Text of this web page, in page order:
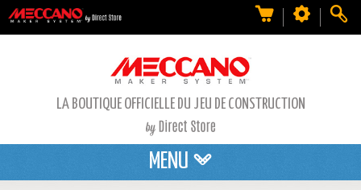
LA BOUTIQUE OFFICIELLE DU JEU DE CONSTRUCTION
MENU